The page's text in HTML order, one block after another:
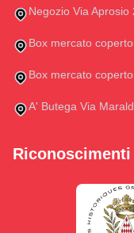
Negozio Via
Box mercato
Box mercato
A' Butega Via
Riconoscimenti